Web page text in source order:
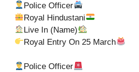
Police Officer
Royal Hindustani
Live In (Name)
Royal Entry On 25 March
Police Officer